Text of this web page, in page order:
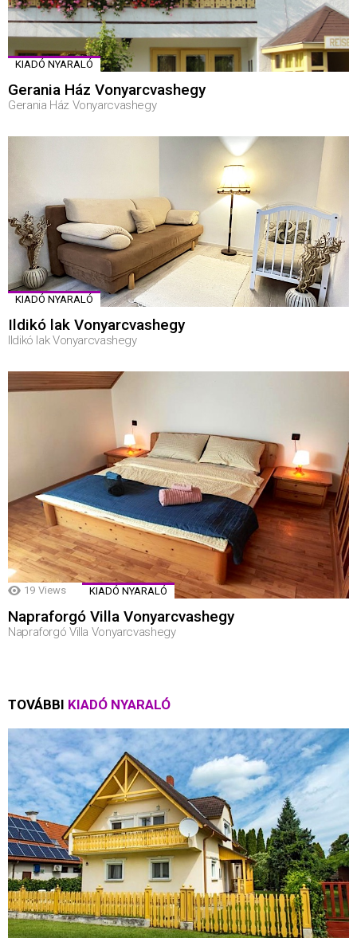
KIADÓ NYARALÓ
Gerania Ház Vonyarcvashegy
Gerania Ház Vonyarcvashegy
KIADÓ NYARALÓ
Ildikó lak Vonyarcvashegy
Ildikó lak Vonyarcvashegy
19 Views KIADÓ NYARALÓ
Napraforgó Villa Vonyarcvashegy
Napraforgó Villa Vonyarcvashegy
TOVÁBBI KIADÓ NYARALÓ